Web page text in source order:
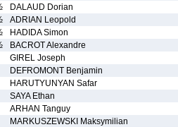
DALAUD Dorian
ADRIAN Leopold
HADIDA Simon
BACROT Alexandre
GIREL Joseph
DEFROMONT Benjamin
HARUTYUNYAN Safar
SAYA Ethan
ARHAN Tanguy
MARKUSZEWSKI Maksymilian